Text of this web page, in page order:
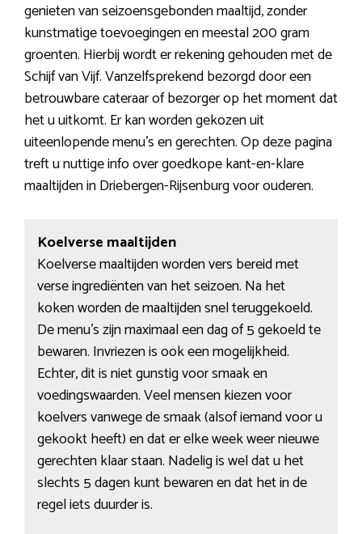
genieten van seizoensgebonden maaltijd, zonder
kunstmatige toevoegingen en meestal 200 gram
groenten. Hierbij wordt er rekening gehouden met de
Schijf van Vijf. Vanzelfsprekend bezorgd door een
betrouwbare cateraar of bezorger op het moment dat
het u uitkomt. Er kan worden gekozen uit
uiteenlopende menu’s en gerechten. Op deze pagina
treft u nuttige info over goedkope kant-en-klare
maaltijden in Driebergen-Rijsenburg voor ouderen.
Koelverse maaltijden
Koelverse maaltijden worden vers bereid met
verse ingrediënten van het seizoen. Na het
koken worden de maaltijden snel teruggekoeld.
De menu’s zijn maximaal een dag of 5 gekoeld te
bewaren. Invriezen is ook een mogelijkheid.
Echter, dit is niet gunstig voor smaak en
voedingswaarden. Veel mensen kiezen voor
koelvers vanwege de smaak (alsof iemand voor u
gekookt heeft) en dat er elke week weer nieuwe
gerechten klaar staan. Nadelig is wel dat u het
slechts 5 dagen kunt bewaren en dat het in de
regel iets duurder is.